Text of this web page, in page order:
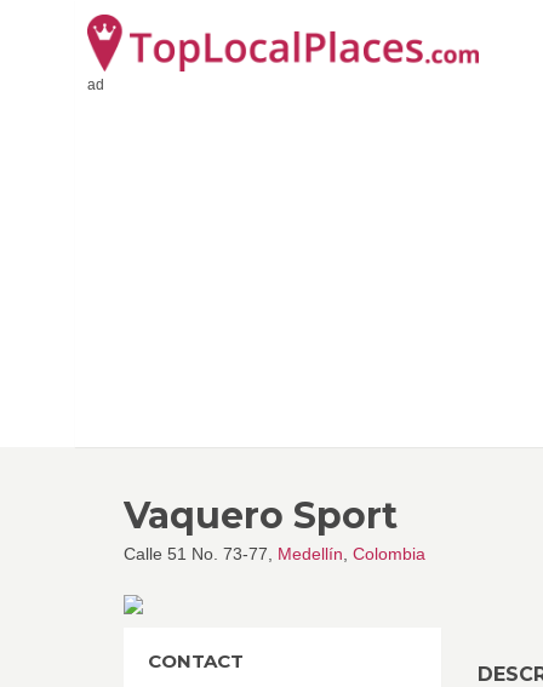
ad
Vaquero Sport
Calle 51 No. 73-77, Medellín Colombia
CONTACT